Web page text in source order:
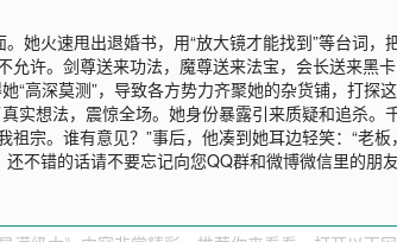
她火速甩出退婚书，用“放大镜才能找到”等台词
允许。剑尊送来功法，魔尊送来法宝，会长送来
“高深莫测”，导致各方势力齐聚她的杂货铺，打探
实想法，震惊全场。她身份暴露引来质疑和追杀
祖宗。谁有意见？”事后，他凑到她耳边轻笑：“老
还不错的话请不要忘记向您QQ群和微博微信里的朋友